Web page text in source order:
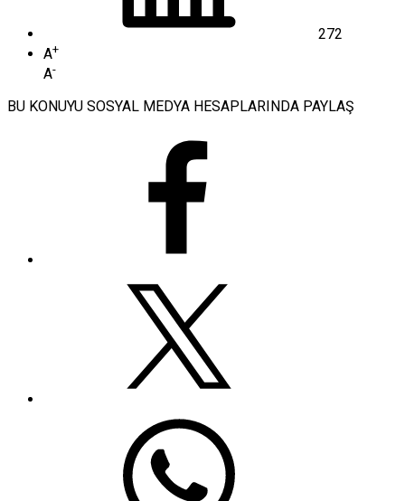
272
A+
A-
BU KONUYU SOSYAL MEDYA HESAPLARINDA PAYLAŞ